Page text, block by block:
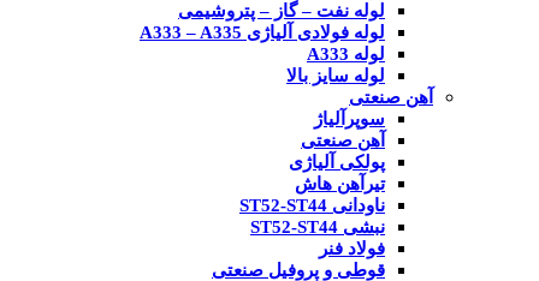
لوله نفت – گاز – پتروشیمی
لوله فولادی آلیاژی A333 – A335
لوله A333
لوله سایز بالا
آهن صنعتی
سوپرآلیاژ
آهن صنعتی
پولکی آلیاژی
تیرآهن هاش
ناودانی ST52-ST44
نبشی ST52-ST44
فولاد فنر
قوطی و پروفیل صنعتی